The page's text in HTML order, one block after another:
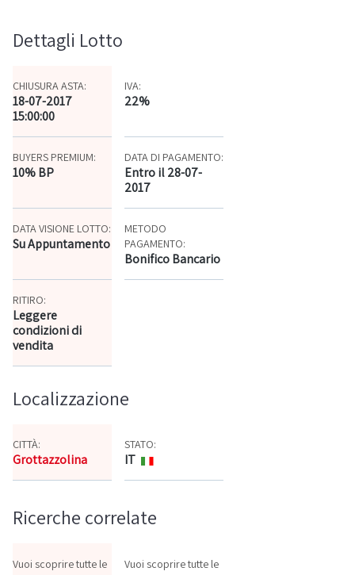
Dettagli Lotto
CHIUSURA ASTA:
18-07-2017
15:00:00
IVA:
22%
BUYERS PREMIUM:
10% BP
DATA DI PAGAMENTO:
Entro il 28-07-
2017
DATA VISIONE LOTTO:
Su Appuntamento
METODO
PAGAMENTO:
Bonifico Bancario
RITIRO:
Leggere
condizioni di
vendita
Localizzazione
CITTÀ:
Grottazzolina Mappa
STATO:
IT
Ricerche correlate
Vuoi scoprire tutte le
Vuoi scoprire tutte le